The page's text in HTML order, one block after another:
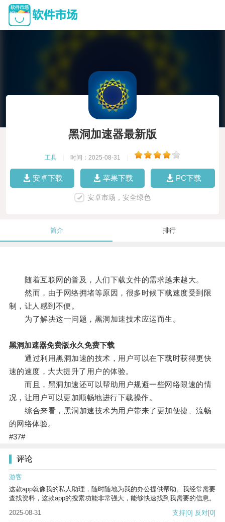
黑洞加速器最新版
工具 时间：2025-08-31
安卓下载 苹果下载 PC下载
安卓市场，安全绿色
简介 排行
随着互联网的普及，人们下载文件的需求越来越大。
然而，由于网络拥堵等原因，很多时候下载速度受到限
制，让人感到不便。
为了解决这一问题，黑洞加速技术应运而生。
黑洞加速器免费版永久免费下载
通过利用黑洞加速的技术，用户可以在下载时获得更快
速的速度，大大提升了用户的体验。
而且，黑洞加速还可以帮助用户规避一些网络限速的情
况，让用户可以更加顺畅地进行下载操作。
综合来看，黑洞加速技术为用户带来了更加便捷、流畅
的网络体验。
#37#
评论
游客
这款app就像我的私人助理，随时随地为我的办公提供帮助。我经常需要
查找资料，这款app的搜索功能非常强大，能够快速找到我需要的信息。
2025-08-31
支持[0] 反对[0]